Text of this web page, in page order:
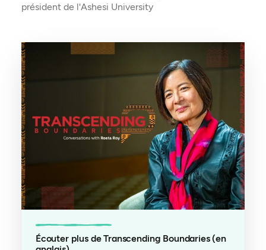
président de l'Ashesi University
Écouter plus de Transcending Boundaries (en